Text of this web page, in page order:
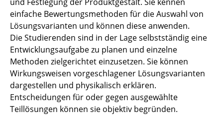
einfache Bewertungsmethoden für die Auswahl von
Lösungsvarianten und können diese anwenden.
Die Studierenden sind in der Lage selbstständig eine
Entwicklungsaufgabe zu planen und einzelne
Methoden zielgerichtet einzusetzen. Sie können
Wirkungsweisen vorgeschlagener Lösungsvarianten
dargestellen und physikalisch erklären.
Entscheidungen für oder gegen ausgewählte
Teillösungen können sie objektiv begründen.